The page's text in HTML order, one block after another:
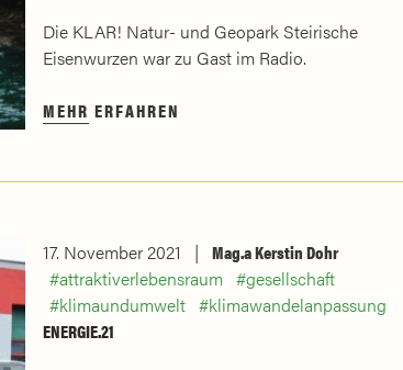
Die KLAR! Natur- und Geopark Steirische
Eisenwurzen war zu Gast im Radio.
MEHR ERFAHREN
17. November 2021
Mag.a Kerstin Dohr
attraktiverlebensraum
gesellschaft
klimaundumwelt
klimawandelanpassung
ENERGIE.21